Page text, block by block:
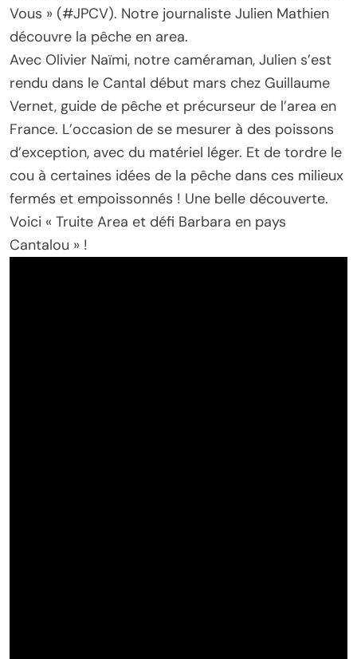
Vous » (#JPCV). Notre journaliste Julien Mathien
découvre la pêche en area.
Avec Olivier Naïmi, notre caméraman, Julien s’est
rendu dans le Cantal début mars chez Guillaume
Vernet, guide de pêche et précurseur de l’area en
France. L’occasion de se mesurer à des poissons
d’exception, avec du matériel léger. Et de tordre le
cou à certaines idées de la pêche dans ces milieux
fermés et empoissonnés ! Une belle découverte.
Voici « Truite Area et défi Barbara en pays
Cantalou » !